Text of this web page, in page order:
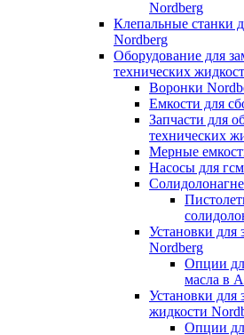
Nordberg
Клепальные станки
Nordberg
Оборудование для
технических
Воронки
Емкости для
Запчасти для
технических
Мерные
Насосы для
Установки
Nordberg
Опции
масла в
Установки
жидкости
Опции